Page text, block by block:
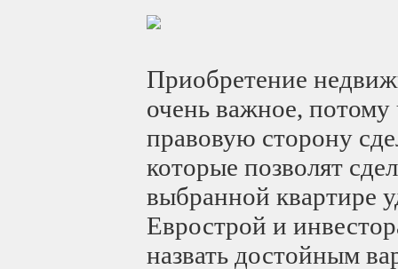
Приобретение
очень важное, потому
правовую сторону
которые позволят
выбранной
Еврострой и
назвать достойным